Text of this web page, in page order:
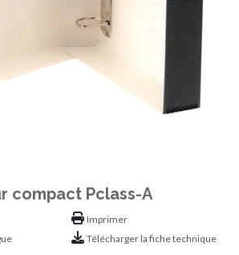
compact Pclass-A
Imprimer
Télécharger la fiche technique